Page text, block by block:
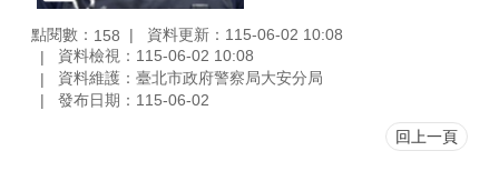
點閱數： 158
資料更新：115-06-02 10:08
資料檢視：115-06-02 10:08
資料維護：臺北市政府警察局大安分局
發布日期：115-06-02
回上一頁